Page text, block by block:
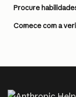
Comece com a